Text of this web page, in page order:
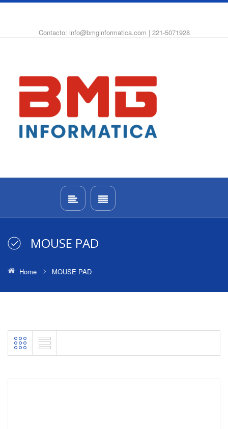
Contacto: info@bmginformatica.com | 221-5071928
MOUSE PAD
Home MOUSE PAD